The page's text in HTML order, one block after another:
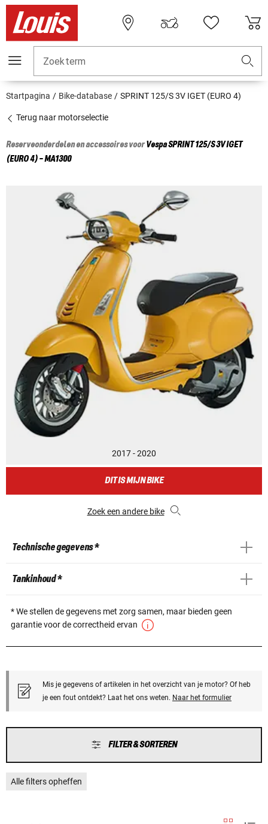
Zoekterm
Startpagina Bike-database SPRINT 125/S 3V IGET (EURO 4)
Terug naar motorselectie
Reserveonderdelen en accessoires voorVespaSPRINT 125/S 3V IGET
(EURO 4) - MA1300
2017 - 2020
DIT IS MIJN BIKE
Zoek een andere bike
Technische gegevens *
Tankinhoud *
* We stellen de gegevens met zorg samen, maar bieden geen
garantie voor de correctheid ervan
Mis je gegevens of artikelen in het overzicht van je motor? Of heb
je een fout ontdekt? Laat het ons weten. Naar het formulier
FILTER & SORTEREN
Alle filters opheffen